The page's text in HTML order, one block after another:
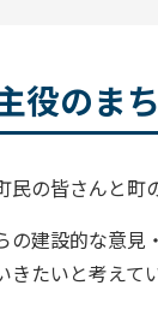
役のま
民の皆さんと町
の建設的な意
たいと考えて